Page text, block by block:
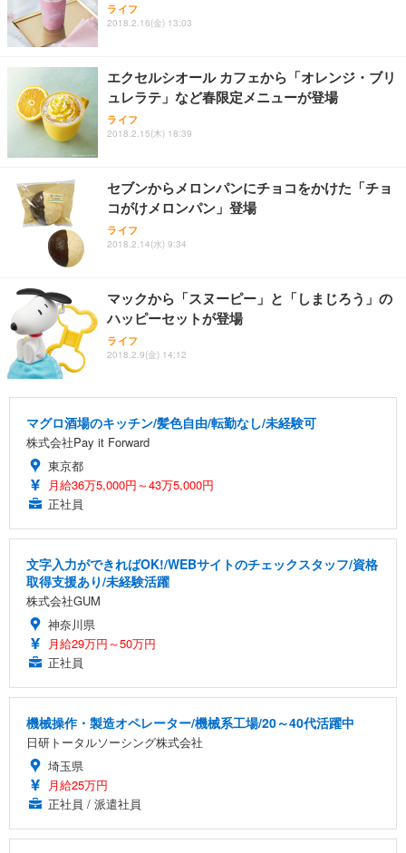
ライフ
2018.2.16(金) 13:03
エクセルシオール カフェから「オレンジ・ブリ
ュレラテ」など春限定メニューが登場
ライフ
2018.2.15(木) 18:39
セブンからメロンパンにチョコをかけた「チョ
コがけメロンパン」登場
ライフ
2018.2.14(水) 9:34
マックから「スヌーピー」と「しまじろう」の
ハッピーセットが登場
ライフ
2018.2.9(金) 14:12
マグロ酒場のキッチン/髪色自由/転勤なし/未経験可
株式会社Pay it Forward
東京都
月給36万5,000円～43万5,000円
正社員
文字入力ができればOK!/WEBサイトのチェックスタッフ/資格
取得支援あり/未経験活躍
株式会社GUM
神奈川県
月給29万円～50万円
正社員
機械操作・製造オペレーター/機械系工場/20～40代活躍中
日研トータルソーシング株式会社
埼玉県
月給25万円
正社員 / 派遣社員